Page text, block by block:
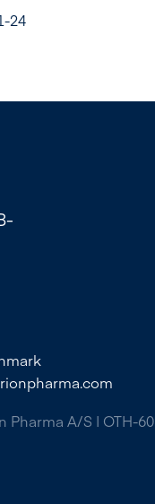
24
A/S | OTH-